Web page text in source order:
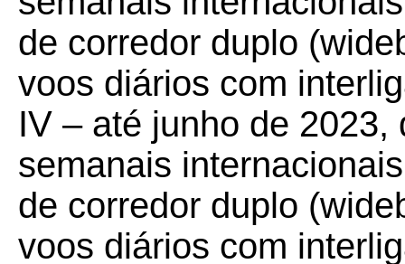
de corredor duplo
voos diários com
IV – até junho de
semanais
de corredor duplo
voos diários com